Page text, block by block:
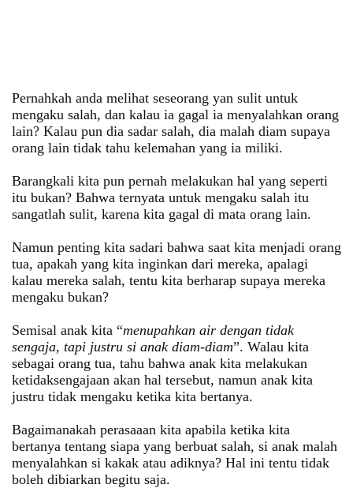
Pernahkah anda melihat seseorang yan sulit untuk
mengaku salah, dan kalau ia gagal ia menyalahkan orang
lain? Kalau pun dia sadar salah, dia malah diam supaya
orang lain tidak tahu kelemahan yang ia miliki.
Barangkali kita pun pernah melakukan hal yang seperti
itu bukan? Bahwa ternyata untuk mengaku salah itu
sangatlah sulit, karena kita gagal di mata orang lain.
Namun penting kita sadari bahwa saat kita menjadi orang
tua, apakah yang kita inginkan dari mereka, apalagi
kalau mereka salah, tentu kita berharap supaya mereka
mengaku bukan?
Semisal anak kita “menupahkan air dengan tidak
sengaja, tapi justru si anak diam-diam”. Walau kita
sebagai orang tua, tahu bahwa anak kita melakukan
ketidaksengajaan akan hal tersebut, namun anak kita
justru tidak mengaku ketika kita bertanya.
Bagaimanakah perasaaan kita apabila ketika kita
bertanya tentang siapa yang berbuat salah, si anak malah
menyalahkan si kakak atau adiknya? Hal ini tentu tidak
boleh dibiarkan begitu saja.